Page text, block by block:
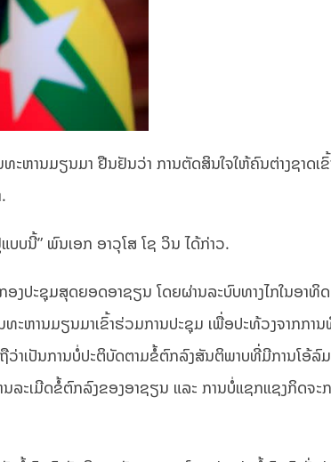
ຫານມຽນມາ ຢືນຢັນວ່າ ການຕັດສິນໃຈໃຫ້ຄົນຕ່າງຊາດເ
ບນີ້” ພົນເອກ ອາວຸໂສ ໂຊ ວິນ ໄດ້ກ່າວ.
ປະຊຸມສຸດຍອດອາຊຽນ ໂດຍຜ່ານລະບົບທາງໄກໃນອາທິ
ະຫານມຽນມາເຂົ້າຮ່ວມການປະຊຸມ ເພື່ອປະທ້ວງຈາກກາ
າເປັນການບໍ່ປະຕິບັດຕາມຂໍ້ຕົກລົງສັນຕິພາບທີ່ມີການໂອ້ລົ
ລະເມີດຂໍ້ຕົກລົງຂອງອາຊຽນ ແລະ ການບໍ່ແຊກແຊງກິດຈະ